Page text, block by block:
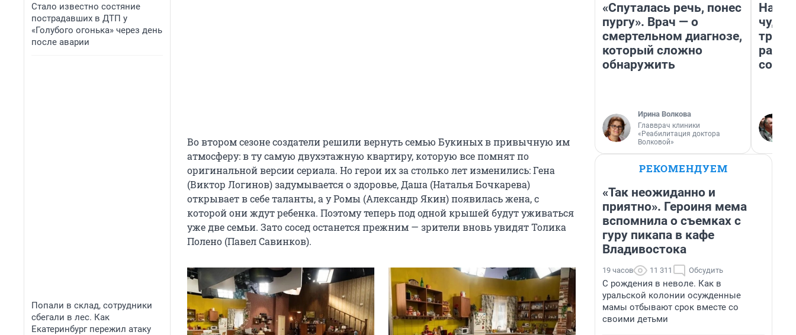
Стало известно состяние
пострадавших в ДТП у
«Голубого огонька» через день
после аварии
Попали в склад, сотрудники
сбегали в лес. Как
Екатеринбург пережил атаку
Во втором сезоне создатели решили вернуть семью Букиных в привычную им
атмосферу: в ту самую двухэтажную квартиру, которую все помнят по
оригинальной версии сериала. Но герои их за столько лет изменились: Гена
(Виктор Логинов) задумывается о здоровье, Даша (Наталья Бочкарева)
открывает в себе таланты, а у Ромы (Александр Якин) появилась жена, с
которой они ждут ребенка. Поэтому теперь под одной крышей будут уживаться
уже две семьи. Зато сосед останется прежним — зрители вновь увидят Толика
Полено (Павел Савинков).
«Спуталась речь, понес
пургу». Врач — о
смертельном диагнозе,
который сложно
обнаружить
Ирина Волкова
Главврач клиники
«Реабилитация доктора
Волковой»
РЕКОМЕНДУЕМ
«Так неожиданно и
приятно». Героиня мема
вспомнила о съемках с
гуру пикапа в кафе
Владивостока
19 часов 11 311 Обсудить
С рождения в неволе. Как в
уральской колонии осужденные
мамы отбывают срок вместе со
своими детьми